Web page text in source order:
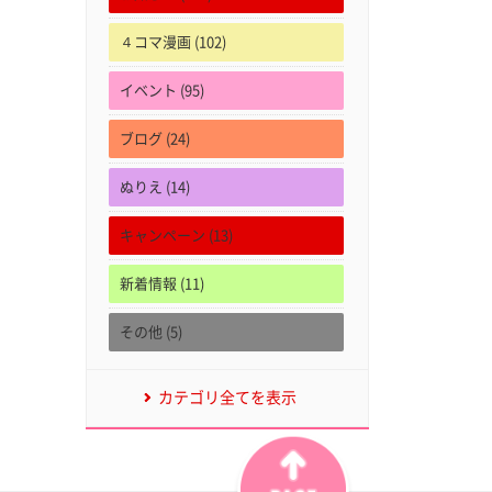
４コマ漫画 (102)
イベント (95)
ブログ (24)
ぬりえ (14)
キャンペーン (13)
新着情報 (11)
その他 (5)
カテゴリ全てを表示